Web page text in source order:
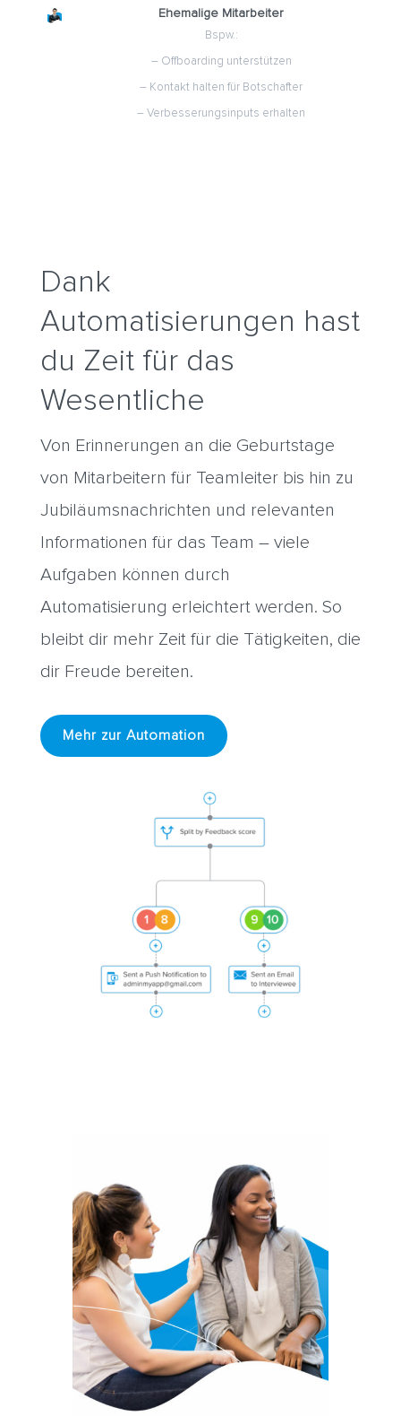
Ehemalige Mitarbeiter
Bspw.:
– Offboarding unterstützen
– Kontakt halten für Botschafter
– Verbesserungsinputs erhalten
Dank
Automatisierungen hast
du Zeit für das
Wesentliche
Von Erinnerungen an die Geburtstage
von Mitarbeitern für Teamleiter bis hin zu
Jubiläumsnachrichten und relevanten
Informationen für das Team – viele
Aufgaben können durch
Automatisierung erleichtert werden. So
bleibt dir mehr Zeit für die Tätigkeiten, die
dir Freude bereiten.
Mehr zur Automation